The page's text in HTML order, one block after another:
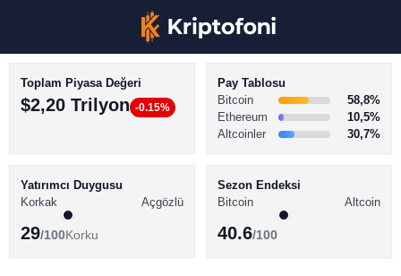
BİTCOİN HABERLERİ
ALTCOİN HABERLERİ
Toplam Piyasa Değeri
$2,20 Trilyon -0.15%
Pay Tablosu
Bitcoin
58,8%
Ethereum
10,5%
Altcoinler
30,7%
Yatırımcı Duygusu
Korkak
Açgözlü
29/100Korku
Sezon Endeksi
Bitcoin
Altcoin
40.6/100